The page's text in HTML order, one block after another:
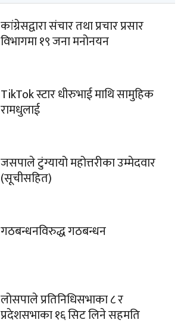
कांग्रेसद्वारा संचार तथा प्रचार प्रसार
विभागमा १९ जना मनोनयन
TikTok स्टार धीरुभाई माथि सामुहिक
रामधुलाई
जसपाले टुंग्यायो महोत्तरीका उम्मेदवार
(सूचीसहित)
गठबन्धनविरुद्ध गठबन्धन
लोसपाले प्रतिनिधिसभाका ८ र
प्रदेशसभाका १६ सिट लिने सहमति